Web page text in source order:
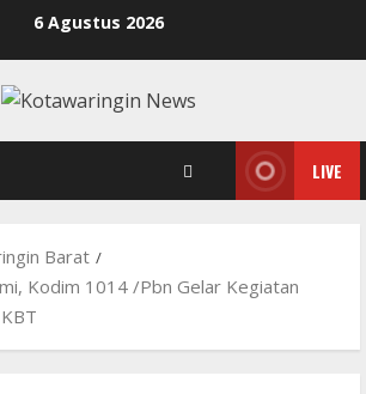
6 Agustus 2026
LIVE
Barat
Kodim 1014 /Pbn Gelar Kegiatan